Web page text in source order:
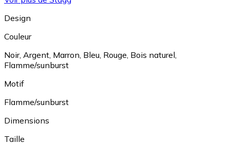
Design
Couleur
Noir, Argent, Marron, Bleu, Rouge, Bois naturel,
Flamme/sunburst
Motif
Flamme/sunburst
Dimensions
Taille